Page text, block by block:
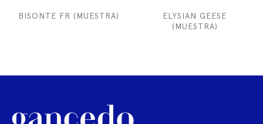
BISONTE FR (MUESTRA)
ELYSIAN GEESE
(MUESTRA)